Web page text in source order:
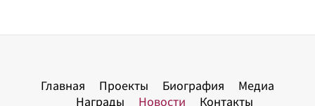
Главная Проекты Биография
Медиа
Награды
Новости Контакты